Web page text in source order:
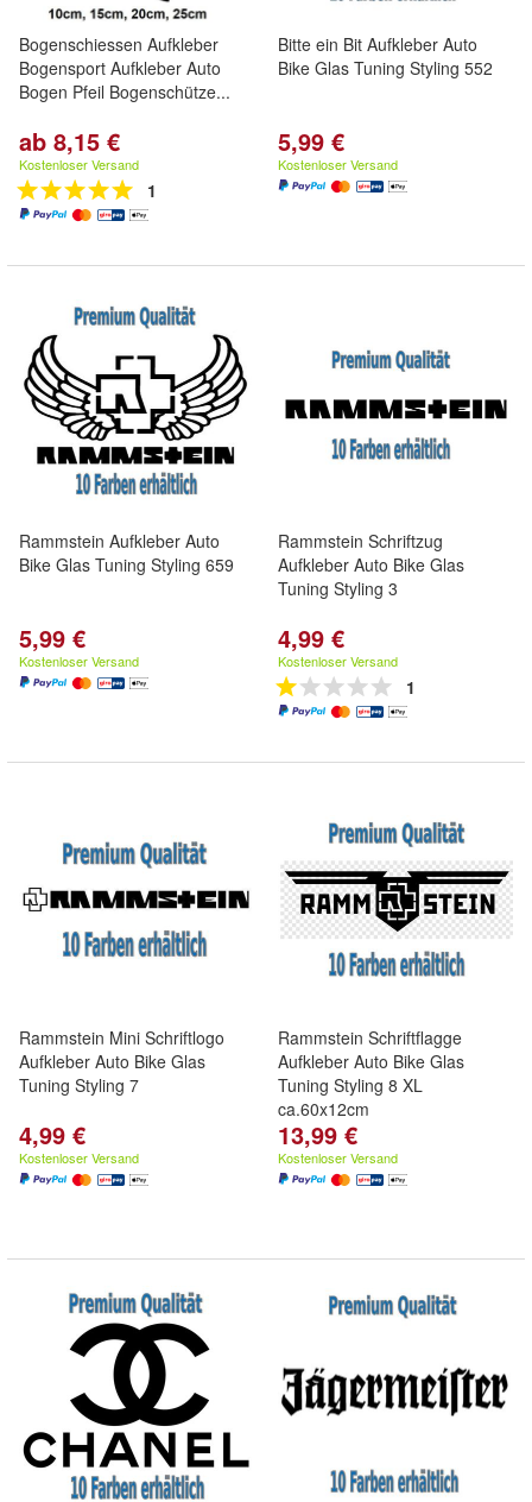
Bogenschiessen Aufkleber
Bogensport Aufkleber Auto
Bogen Pfeil Bogenschütze...
ab 8,15 €
Kostenloser Versand
1
Bitte ein Bit Aufkleber Auto
Bike Glas Tuning Styling 552
5,99 €
Kostenloser Versand
Rammstein Aufkleber Auto
Bike Glas Tuning Styling 659
5,99 €
Kostenloser Versand
Rammstein Schriftzug
Aufkleber Auto Bike Glas
Tuning Styling 3
4,99 €
Kostenloser Versand
1
Rammstein Mini Schriftlogo
Aufkleber Auto Bike Glas
Tuning Styling 7
4,99 €
Kostenloser Versand
Rammstein Schriftflagge
Aufkleber Auto Bike Glas
Tuning Styling 8 XL
ca.60x12cm
13,99 €
Kostenloser Versand